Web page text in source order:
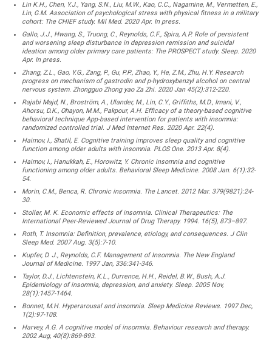
Lin K.H., Chen, Y.J., Yang, S.N., Liu, M.W., Kao, C.C., Nagamine, M., Vermetten, E.,
Lin, G.M. Association of psychological stress with physical fitness in a military
cohort: The CHIEF study. Mil Med. 2020 Apr. In press.
Gallo, J.J., Hwang, S., Truong, C., Reynolds, C.F., Spira, A.P. Role of persistent
and worsening sleep disturbance in depression remission and suicidal
ideation among older primary care patients: The PROSPECT study. Sleep. 2020
Apr. In press.
Zhang, Z.L., Gao, Y.G., Zang, P., Gu, P.P., Zhao, Y., He, Z.M., Zhu, H.Y. Research
progress on mechanism of gastrodin and p-hydroxybenzyl alcohol on central
nervous system. Zhongguo Zhong yao Za Zhi. 2020 Jan 45(2):312-220.
Rajabi Majd, N., Broström, A., Ulander, M., Lin, C.Y., Griffiths, M.D., Imani, V.,
Ahorsu, D.K., Ohayon, M.M., Pakpour, A.H. Efficacy of a theory-based cognitive
behavioral technique App-based intervention for patients with insomnia:
randomized controlled trial. J Med Internet Res. 2020 Apr. 22(4).
Haimov, I., Shatil, E. Cognitive training improves sleep quality and cognitive
function among older adults with insomnia. PLOS One. 2013 Apr. 8(4).
Haimov, I., Hanukkah, E., Horowitz, Y. Chronic insomnia and cognitive
functioning among older adults. Behavioral Sleep Medicine. 2008 Jan. 6(1):32-
54.
Morin, C.M., Benca, R. Chronic insomnia. The Lancet. 2012 Mar. 379(9821):24-
30.
Stoller, M. K. Economic effects of insomnia. Clinical Therapeutics: The
International Peer-Reviewed Journal of Drug Therapy. 1994. 16(5), 873–897.
Roth, T. Insomnia: Definition, prevalence, etiology, and consequences. J Clin
Sleep Med. 2007 Aug. 3(5):7-10.
Kupfer, D. J., Reynolds, C.F. Management of Insomnia. The New England
Journal of Medicine. 1997 Jan, 336:341-346.
Taylor, D.J., Lichtenstein, K.L., Durrence, H.H., Reidel, B.W., Bush, A.J.
Epidemiology of insomnia, depression, and anxiety. Sleep. 2005 Nov,
28(1):1457-1464.
Bonnet, M.H. Hyperarousal and insomnia. Sleep Medicine Reviews. 1997 Dec,
1(2):97-108.
Harvey, A.G. A cognitive model of insomnia. Behaviour research and therapy.
2002 Aug, 40(8):869-893.